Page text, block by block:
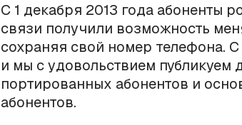
С 1 декабря 2013 года абоненты
связи получили возможность
сохраняя свой номер телефона.
и мы с удовольствием публикуем
портированных абонентов и
абонентов.